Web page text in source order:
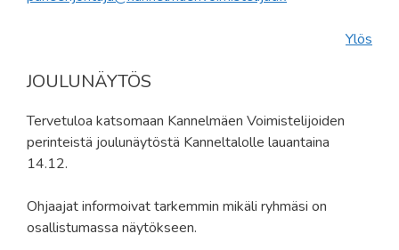
Ylös
JOULUNÄYTÖS
Tervetuloa katsomaan Kannelmäen Voimistelijoiden
perinteistä joulunäytöstä Kanneltalolle lauantaina
14.12.
Ohjaajat informoivat tarkemmin mikäli ryhmäsi on
osallistumassa näytökseen.